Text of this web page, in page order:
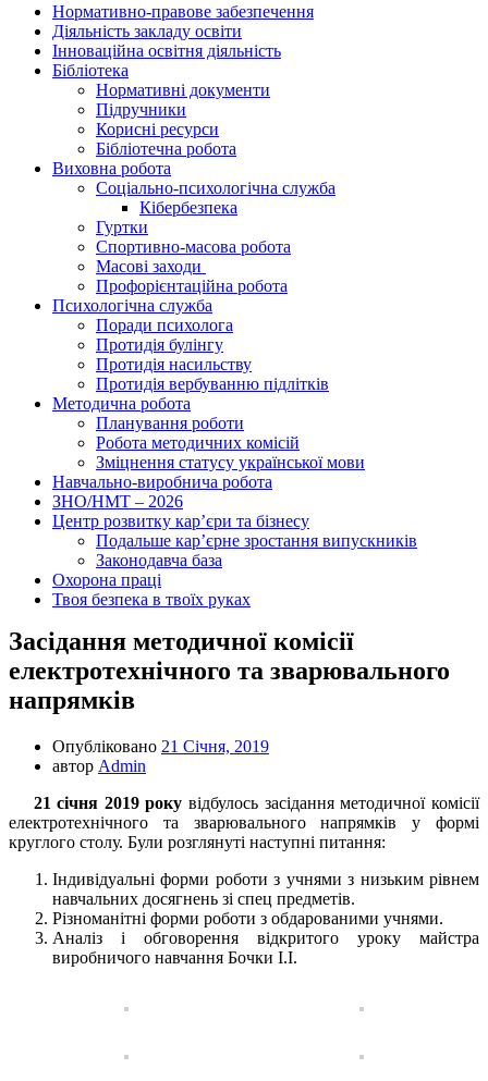
Нормативно-правове забезпечення
Діяльність закладу освіти
Інноваційна освітня діяльність
Бібліотека
Нормативні документи
Підручники
Корисні ресурси
Бібліотечна робота
Виховна робота
Соціально-психологічна служба
Кібербезпека
Гуртки
Спортивно-масова робота
Масові заходи
Профорієнтаційна робота
Психологічна служба
Поради психолога
Протидія булінгу
Протидія насильству
Протидія вербуванню підлітків
Методична робота
Планування роботи
Робота методичних комісій
Зміцнення статусу української мови
Навчально-виробнича робота
ЗНО/НМТ – 2026
Центр розвитку кар’єри та бізнесу
Подальше кар’єрне зростання випускників
Законодавча база
Охорона праці
Твоя безпека в твоїх руках
Засідання методичної комісії
електротехнічного та зварювального
напрямків
Опубліковано 21 Січня, 2019
автор Admin
21 січня 2019 року відбулось засідання методичної комісії
електротехнічного та зварювального напрямків у формі
круглого столу. Були розглянуті наступні питання:
Індивідуальні форми роботи з учнями з низьким рівнем
навчальних досягнень зі спец предметів.
Різноманітні форми роботи з обдарованими учнями.
Аналіз і обговорення відкритого уроку майстра
виробничого навчання Бочки І.І.